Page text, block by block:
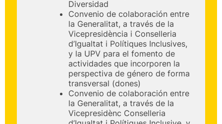
Diversidad
Convenio de colaboración entre
la Generalitat, a través de la
Vicepresidència i Conselleria
d’Igualtat i Polítiques Inclusives,
y la UPV para el fomento de
actividades que incorporen la
perspectiva de género de forma
transversal (dones)
Convenio de colaboración entre
la Generalitat, a través de la
Vicepresidènc Conselleria